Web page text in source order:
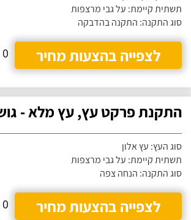
תשתית קיימת: על גבי מרצפות
סוג התקנה: התקנה בהדבקה
לצפייה בהצעות מחיר
0 הצעות מחיר
התקנת פרקט עץ, עץ מלא -
סוג העץ: עץ אלון
תשתית קיימת: על גבי מרצפות
סוג התקנה: הנחה צפה
לצפייה בהצעות מחיר
0 הצעות מחיר